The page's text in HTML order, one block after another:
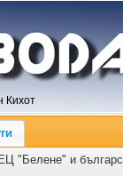
Кихот
"Белене" и